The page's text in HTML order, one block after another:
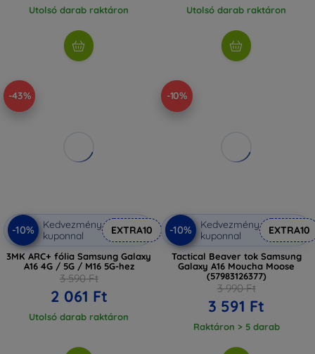
Utolsó darab raktáron Utolsó darab raktáron
-43%
-10%
Kedvezmény
kuponnal
EXTRA10
3MK ARC+ fólia Samsung Galaxy
A16 4G / 5G / M16 5G-hez
3 590 Ft
2 061 Ft
Utolsó darab raktáron
-10%
-10%
Kedvezmény
kuponnal
EXTRA10
Tactical Beaver tok Samsung
Galaxy A16 Moucha Moose
(57983126377)
3 990 Ft
3 591 Ft
Raktáron > 5 darab